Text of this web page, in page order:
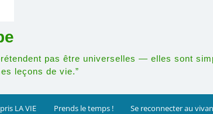
pas être universelles — elles sont
leçons de vie.”
LA VIE Prends le temps ! Se reconnecter au